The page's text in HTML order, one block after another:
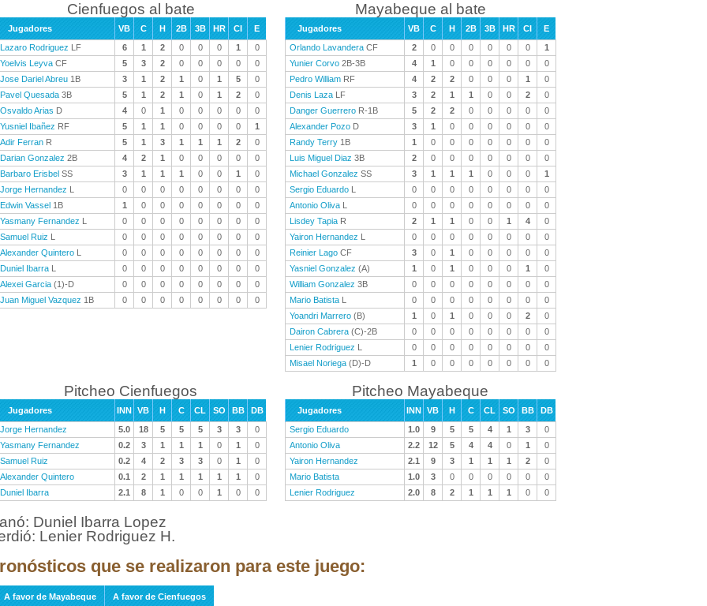
Cienfuegos al bate
Jugadores VB C H 2B 3B HR CI
E
Lazaro Rodriguez LF 6 1 2 0 0 0 1
0
Yoelvis Leyva CF 5 3 2 0 0 0 0
0
Jose Dariel Abreu 1B 3 1 2 1 0 1 5
0
Pavel Quesada 3B 5 1 2 1 0 1 2
0
Osvaldo Arias D 4 0 1 0 0 0 0
0
Yusniel Ibañez RF 5 1 1 0 0 0 0
1
Adir Ferran R 5 1 3 1 1 1 2
0
Darian Gonzalez 2B 4 2 1 0 0 0 0
0
Barbaro Erisbel SS 3 1 1 1 0 0 1
0
Jorge Hernandez L 0 0 0 0 0 0 0
0
Edwin Vassel 1B 1 0 0 0 0 0 0
0
Yasmany Fernandez L 0 0 0 0 0 0 0
0
Samuel Ruiz L 0 0 0 0 0 0 0
0
Alexander Quintero L 0 0 0 0 0 0 0
0
Duniel Ibarra L 0 0 0 0 0 0 0
0
Alexei Garcia (1)-D 0 0 0 0 0 0 0
0
Juan Miguel Vazquez 1B 0 0 0 0 0 0 0 0
Mayabeque al bate
Jugadores VB C H 2B 3B HR CI
E
Orlando Lavandera CF 2 0 0 0 0 0 0
1
Yunier Corvo 2B-3B 4 1 0 0 0 0 0
0
Pedro William RF 4 2 2 0 0 0 1
0
Denis Laza LF 3 2 1 1 0 0 2
0
Danger Guerrero R-1B 5 2 2 0 0 0 0
0
Alexander Pozo D 3 1 0 0 0 0 0
0
Randy Terry 1B 1 0 0 0 0 0 0
0
Luis Miguel Diaz 3B 2 0 0 0 0 0 0
0
Michael Gonzalez SS 3 1 1 1 0 0 0
1
Sergio Eduardo L 0 0 0 0 0 0 0
0
Antonio Oliva L 0 0 0 0 0 0 0
0
Lisdey Tapia R 2 1 1 0 0 1 4
0
Yairon Hernandez L 0 0 0 0 0 0 0
0
Reinier Lago CF 3 0 1 0 0 0 0
0
Yasniel Gonzalez (A) 1 0 1 0 0 0 1
0
William Gonzalez 3B 0 0 0 0 0 0 0
0
Mario Batista L 0 0 0 0 0 0 0
0
Yoandri Marrero (B) 1 0 1 0 0 0 2
0
Dairon Cabrera (C)-2B 0 0 0 0 0 0 0
0
Lenier Rodriguez L 0 0 0 0 0 0 0
0
Misael Noriega (D)-D 1 0 0 0 0 0 0 0
Pitcheo Cienfuegos
Jugadores INN VB H C CL SO BB
DB
Jorge Hernandez
5.0 18 5 5 5 3 3
0
Yasmany Fernandez
0.2 3 1 1 1 0 1
0
Samuel Ruiz
0.2 4 2 3 3 0 1
0
Alexander Quintero
0.1 2 1 1 1 1 1
0
Duniel Ibarra
2.1 8 1 0 0 1 0 0
Pitcheo Mayabeque
Jugadores INN VB H C CL SO BB
DB
Sergio Eduardo
1.0 9 5 5 4 1 3
0
Antonio Oliva
2.2 12 5 4 4 0 1
0
Yairon Hernandez
2.1 9 3 1 1 1 2
0
Mario Batista
1.0 3 0 0 0 0 0
0
Lenier Rodriguez
2.0 8 2 1 1 1 0 0
Duniel Ibarra Lopez
Lenier Rodriguez H.
que se realizaron para este juego:
A favor de Mayabeque
A favor de Cienfuegos